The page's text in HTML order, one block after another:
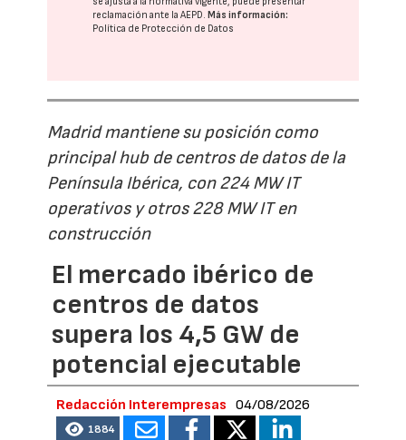
reclamación ante laAEPD .Más información:
Política de Protección de Datos
Madrid mantiene su posición como
principal hub de centros de datos de la
Península Ibérica, con 224 MW IT
operativos y otros 228 MW IT en
construcción
El mercado ibérico de
centros de datos
supera los 4,5 GW de
potencial ejecutable
Redacción Interempresas 04/08/2026
1884